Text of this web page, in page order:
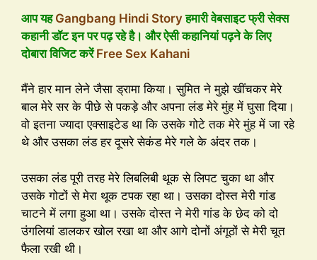
आप यहGangbang Hindi Storyहमारी वेबसाइट फ्री सेक्स
कहानी डॉट इन पर पढ़ रहे है। और ऐसी कहानियां पढ़ने के लिए
दोबारा विजिट करेंFree Sex Kahani
मैंने हार मान लेने जैसा ड्रामा किया। सुमित ने मुझे खींचकर मेरे
बाल मेरे सर के पीछे से पकड़े और अपना लंड मेरे मुंह में घुसा दिया।
वो इतना ज्यादा एक्साइटेड था कि उसके गोटे तक मेरे मुंह में जा रहे
थे और उसका लंड हर दूसरे सेकंड मेरे गले के अंदर तक।
उसका लंड पूरी तरह मेरे लिबलिबी थूक से लिपट चुका था और
उसके गोटों से मेरा थूक टपक रहा था। उसका दोस्त मेरी गांड
चाटने में लगा हुआ था। उसके दोस्त ने मेरी गांड के छेद को दो
उंगलियां डालकर खोल रखा था और आगे दोनों अंगूठों से मेरी चूत
फैला रखी थी।